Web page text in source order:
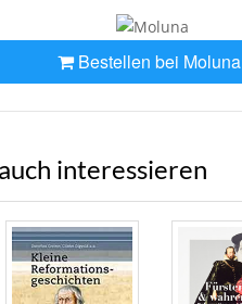
Bestellen bei Moluna
interessieren